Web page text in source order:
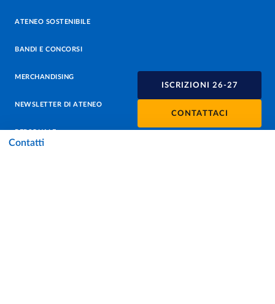
ISCRIZIONI 26-27
CONTATTACI
Contatti
ATENEO SOSTENIBILE
BANDI E CONCORSI
MERCHANDISING
NEWSLETTER DI ATENEO
PERSONALE